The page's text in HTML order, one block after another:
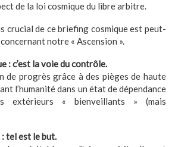
de la loi cosmique du libre arbitre.
crucial de ce briefing cosmique est peut-
notre « Ascension ».
: c’est la voie du contrôle.
de progrès grâce à des pièges de haute
l’humanité dans un état de dépendance
extérieurs « bienveillants » (mais
tel est le but.